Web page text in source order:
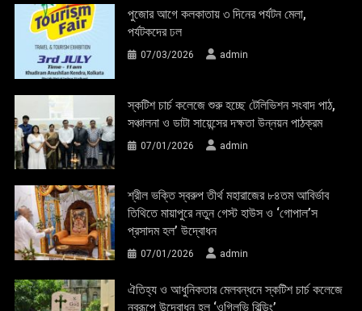
পুজোর আগে কলকাতায় ৩ দিনের পর্যটন মেলা,
পর্যটকদের ঢল
07/03/2026 admin
স্কটিশ চার্চ কলেজে শুরু হচ্ছে টেলিভিশন সংবাদ পাঠ,
সঞ্চালনা ও ডাটা সায়েন্সের দক্ষতা উন্নয়ন পাঠক্রম
07/01/2026 admin
শ্রীল ভক্তি স্বরুপ তীর্থ মহারাজের ৮৪তম আবির্ভাব
তিথিতে মায়াপুরে নতুন গেস্ট হাউস ও ‘গোপাল’স
প্রসাদম হল’ উদ্বোধন
07/01/2026 admin
ঐতিহ্য ও আধুনিকতার মেলবন্ধনে স্কটিশ চার্চ কলেজে
নবরূপে উদ্বোধন হল ‘ওগিলভি বিল্ডিং’